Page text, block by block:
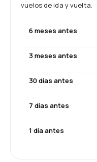
vuelos de ida y vuelta.
6 meses antes
3 meses antes
30 días antes
7 días antes
1 día antes